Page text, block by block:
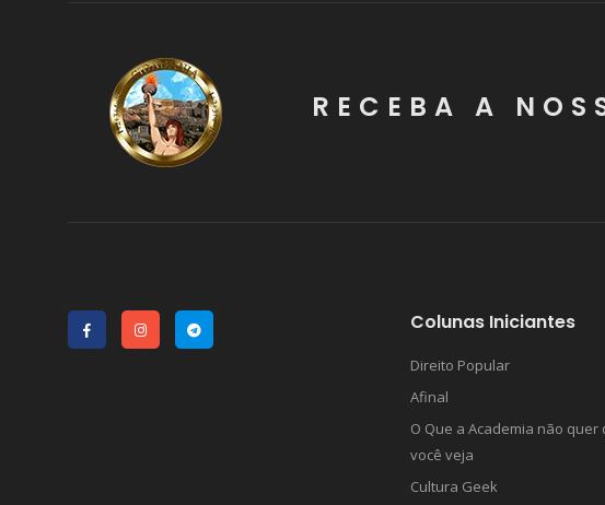
RECEBA A
Colunas Iniciantes
Direito Popular
Afinal
O Que a Academia não quer
você veja
Cultura Geek